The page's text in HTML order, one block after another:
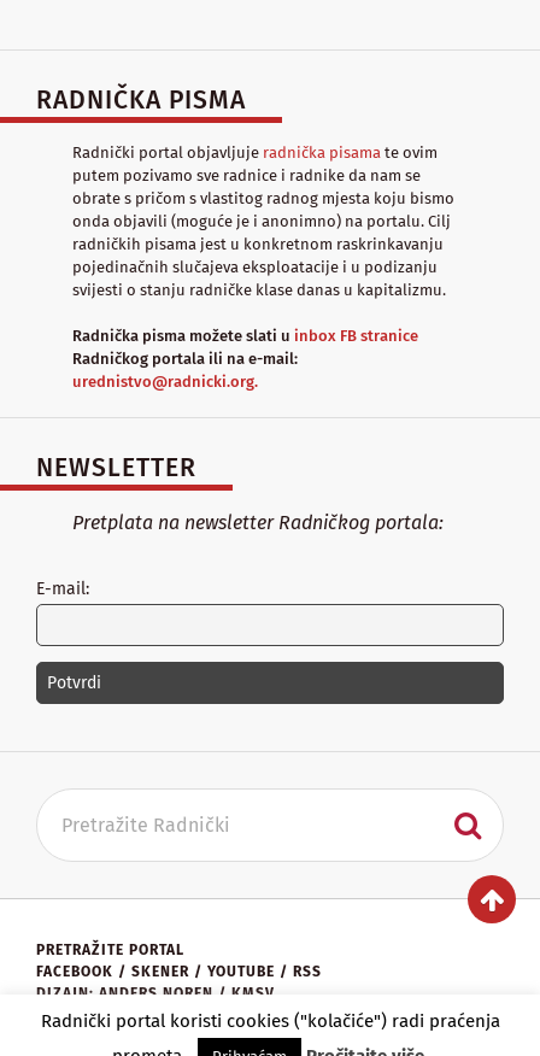
RADNIČKA PISMA
Radnički portal objavljuje radnička pisama te ovim
putem pozivamo sve radnice i radnike da nam se
obrate s pričom s vlastitog radnog mjesta koju bismo
onda objavili (moguće je i anonimno) na portalu. Cilj
radničkih pisama jest u konkretnom raskrinkavanju
pojedinačnih slučajeva eksploatacije i u podizanju
svijesti o stanju radničke klase danas u kapitalizmu.
Radnička pisma možete slati u inbox FB stranice
Radničkog portala ili na e-mail:
urednistvo@radnicki.org.
NEWSLETTER
Pretplata na newsletter Radničkog portala:
E-mail:
PRETRAŽITE PORTAL
FACEBOOK / SKENER / YOUTUBE / RSS
DIZAJN: ANDERS NOREN / KMSV
KONTAKT: UREDNISTVO@RADNICKI.ORG
★2026.
Radnički portal koristi cookies ("kolačiće") radi praćenja